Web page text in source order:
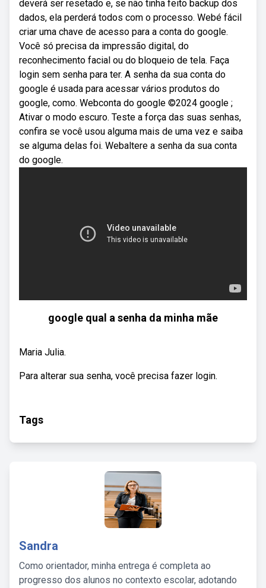
deverá ser resetado e, se não tinha feito backup dos
dados, ela perderá todos com o processo. Webé fácil
criar uma chave de acesso para a conta do google.
Você só precisa da impressão digital, do
reconhecimento facial ou do bloqueio de tela. Faça
login sem senha para ter. A senha da sua conta do
google é usada para acessar vários produtos do
google, como. Webconta do google ©2024 google ;
Ativar o modo escuro. Teste a força das suas senhas,
confira se você usou alguma mais de uma vez e saiba
se alguma delas foi. Webaltere a senha da sua conta
do google.
google qual a senha da minha mãe
Maria Julia.
Para alterar sua senha, você precisa fazer login.
Tags
Sandra
Como orientador, minha entrega é completa ao
progresso dos alunos no contexto escolar, adotando